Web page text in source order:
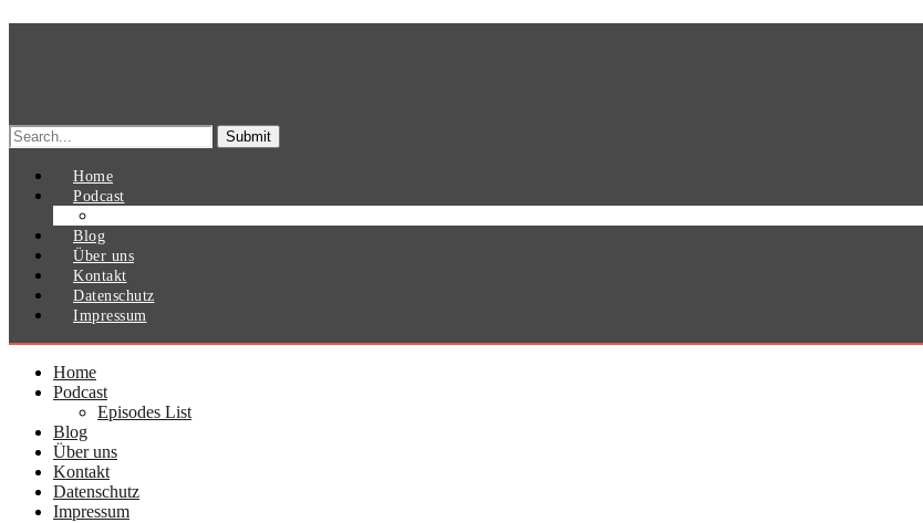
Search
for:
Home
Podcast
Blog
Über uns
Kontakt
Datenschutz
Impressum
Home
Podcast
Episodes List
Blog
Über uns
Kontakt
Datenschutz
Impressum